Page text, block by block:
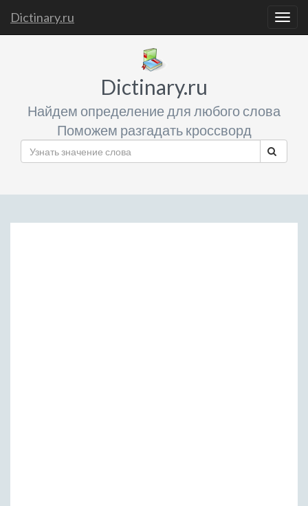
Dictinary.ru
Dictinary.ru
Найдем определение для любого слова
Поможем разгадать кроссворд